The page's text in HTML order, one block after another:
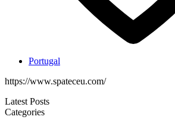
Portugal
https://www.spateceu.com/
Latest Posts
Categories